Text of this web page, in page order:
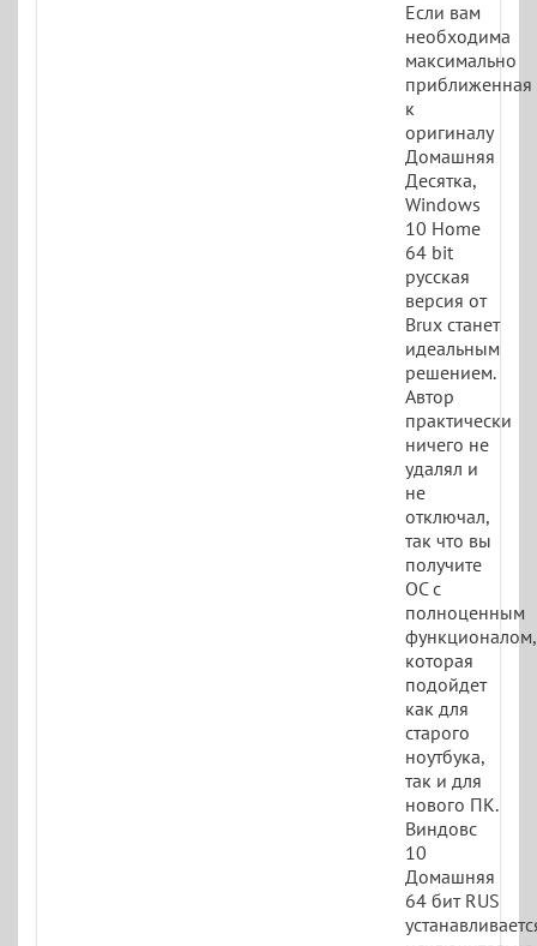
Если вам
необходима
максимально
приближенная
к
оригиналу
Домашняя
Десятка,
Windows
10 Home
64 bit
русская
версия от
Brux станет
идеальным
решением.
Автор
практически
ничего не
удалял и
не
отключал,
так что вы
получите
ОС с
полноценным
функционалом,
которая
подойдет
как для
старого
ноутбука,
так и для
нового ПК.
Виндовс
10
Домашняя
64 бит RUS